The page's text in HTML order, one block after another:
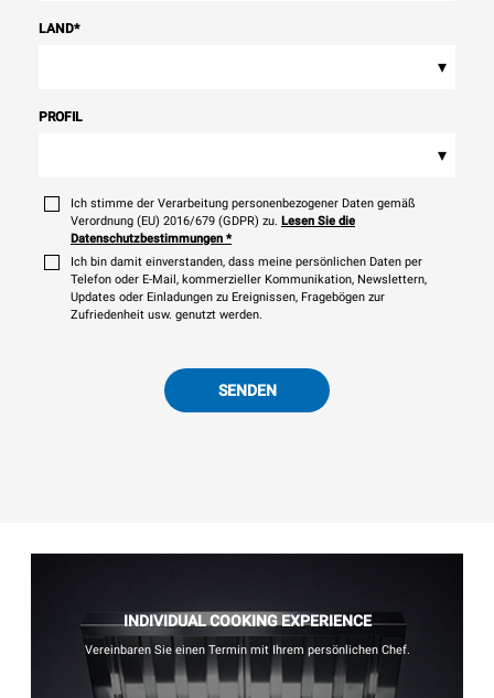
LAND*
▾
PROFIL
▾
Ich stimme der Verarbeitung personenbezogener Daten gemäß
Verordnung (EU) 2016/679 (GDPR) zu. Lesen Sie die
Datenschutzbestimmungen *
Ich bin damit einverstanden, dass meine persönlichen Daten per
Telefon oder E-Mail, kommerzieller Kommunikation, Newslettern,
Updates oder Einladungen zu Ereignissen, Fragebögen zur
Zufriedenheit usw. genutzt werden.
SENDEN
INDIVIDUAL COOKING EXPERIENCE
Vereinbaren Sie einen Termin mit Ihrem persönlichen Chef.